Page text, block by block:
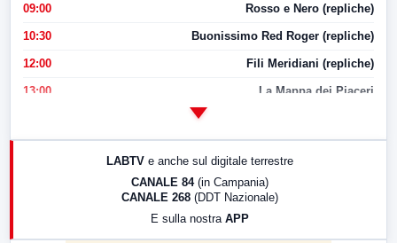
09:00 Rosso e Nero (repliche)
10:30 Buonissimo Red Roger (repliche)
12:00 Fili Meridiani (repliche)
13:00 La Mappa dei Piaceri
LABTV e anche sul digitale terrestre
CANALE 84 (in Campania)
CANALE 268 (DDT Nazionale)
E sulla nostra APP